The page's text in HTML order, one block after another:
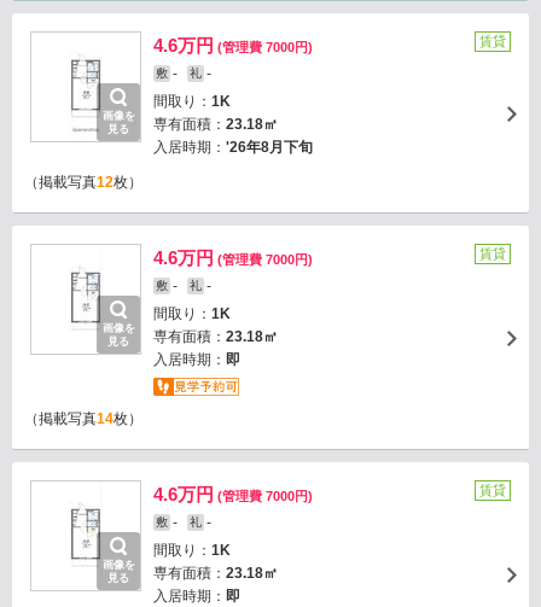
画像を
見る
4.6万円 (管理費 7000円)
敷 - 礼 -
間取り： 1K
専有面積： 23.18㎡
入居時期： '26年8月下旬
賃貸
（掲載写真12枚）
画像を
見る
4.6万円 (管理費 7000円)
敷 - 礼 -
間取り： 1K
専有面積： 23.18㎡
入居時期： 即
賃貸
（掲載写真14枚）
画像を
見る
4.6万円 (管理費 7000円)
敷 - 礼 -
間取り： 1K
専有面積： 23.18㎡
入居時期： 即
賃貸